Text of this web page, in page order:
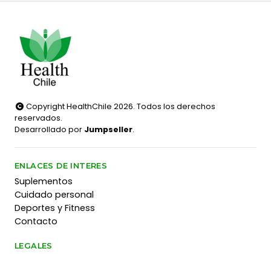
Copyright HealthChile 2026. Todos los derechos
reservados.
Desarrollado por Jumpseller.
ENLACES DE INTERES
Suplementos
Cuidado personal
Deportes y Fitness
Contacto
LEGALES